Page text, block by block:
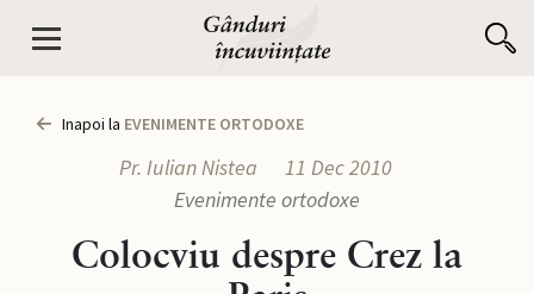
Inapoi la EVENIMENTE ORTODOXE
Pr. Iulian Nistea
11 Dec 2010
Evenimente ortodoxe
Colocviu despre Crez la